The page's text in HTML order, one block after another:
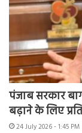
पंजाब सरकार
बढ़ाने के लिए
24 July 2026 - 1:45 PM